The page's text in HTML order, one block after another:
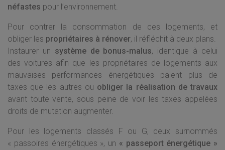
néfastes pour l’environnement.
Pour contrer la consommation de ces logements, et
obliger les propriétaires à rénover, il réfléchit à deux plans.
Instaurer un système de bonus-malus, identique à celui
des voitures afin que les propriétaires de logements aux
mauvaises performances énergétiques paient plus de
taxes que les autres ou obliger la réalisation de travaux
avant toute vente, sous peine de voir les taxes appelées
droits de mutation augmenter.
Pour les logements classés F ou G, ceux surnommés
« passoires énergétiques », un « passeport énergétique »